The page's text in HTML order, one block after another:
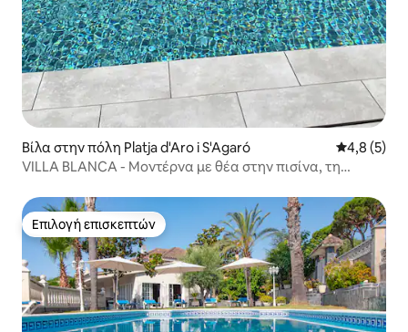
Βίλα στην πόλη Platja d'Aro i S'Agaró Μέση
4,8 (5)
VILLA BLANCA - Μοντέρνα με θέα στην πισίνα, τη
Επιλογή επισκεπτών
Επιλογή επισκεπτών